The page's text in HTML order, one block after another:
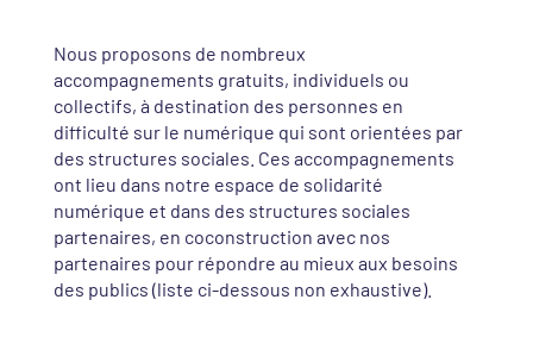
Nous proposons de nombreux
accompagnements gratuits, individuels ou
collectifs, à destination des personnes en
difficulté sur le numérique qui sont orientées par
des structures sociales. Ces accompagnements
ont lieu dans notre espace de solidarité
numérique et dans des structures sociales
partenaires, en coconstruction avec nos
partenaires pour répondre au mieux aux besoins
des publics (liste ci-dessous non exhaustive).